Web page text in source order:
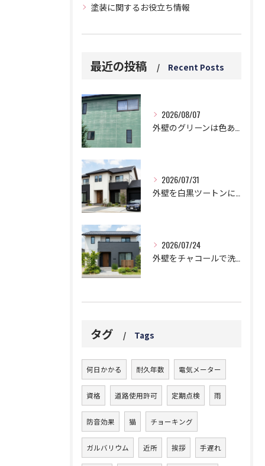
塗装に関するお役立ち情報
最近の投稿 Recent Posts
2026/08/07
2026/07/31
2026/07/24
タグ Tags
何日かかる 耐久年数 電気メーター
資格 道路使用許可 定期点検 雨
防音効果 猫 チョーキング
ガルバリウム 近所 挨拶 手遅れ